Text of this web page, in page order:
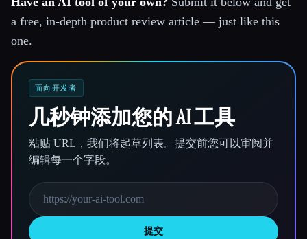
a free, in-depth product review article — just like this
one.
面向开发者
几秒钟添加您的 AI 工具
粘贴 URL，我们将起草列表。提交前您可以审阅并
编辑每一个字段。
提交